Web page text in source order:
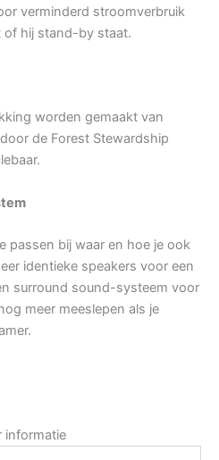
verminderd stroomverbruik
of hij stand-by staat.
worden gemaakt van
de Forest Stewardship
passen bij waar en hoe je ook
identieke speakers voor een
surround sound-systeem voor
meer meeslepen als je
informatie